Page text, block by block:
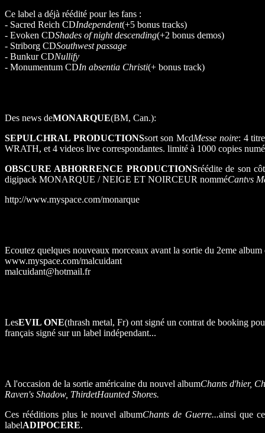
Ce label a déjà réédité pour les fans :
- Sacred Reich CDIndependent(+5 bonus tracks)
- Evoken CDShades of night descending(+2 bonus demos)
- Striborg CDSouthwest passage
- Bunkur CDNullify
- Monumentum CDIn absentia Christi(+ bonus track)
Des news deMONARQUE(BM, Can.):
SEPULCHRAL PRODUCTIONSsort son McdMesse noire: 4
WRATH, et 4 videos live correspondantes. limité à 1000 copies
OBSCURE ABHORRENCE PRODUCTIONSréédite de son
digipack MONARQUE / NEIGE ET NOIRCEUR nomméCantvs
http://www.myspace.com/monarque
Ecoutez quelques nouveaux morceaux avant la sortie du 2eme album
www.myspace.com/malcuidant
malcuidant@hotmail.fr
LesEVIL ONE(thrash metal, Fr) ont signé un contrat de booking
français signé sur un label indépendant...
A l'occasion de la sortie américaine du nouvel albumChants d'hier,
Raven's Shadow, ThirdetHaunted Shores.
Ces rééditions plus le nouvel albumChants de Guerre...ainsi que
labelADIPOCERE.